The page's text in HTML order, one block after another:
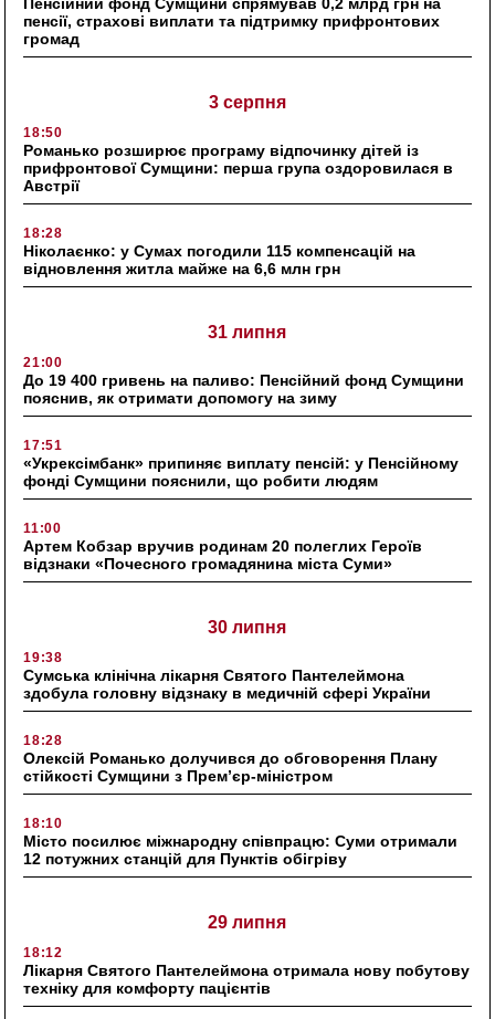
пенсії, страхові виплати та підтримку прифронтових
громад
3 серпня
18:50
Романько розширює програму відпочинку дітей із
прифронтової Сумщини: перша група оздоровилася в
Австрії
18:28
Ніколаєнко: у Сумах погодили 115 компенсацій на
відновлення житла майже на 6,6 млн грн
31 липня
21:00
До 19 400 гривень на паливо: Пенсійний фонд Сумщини
пояснив, як отримати допомогу на зиму
17:51
«Укрексімбанк» припиняє виплату пенсій: у Пенсійному
фонді Сумщини пояснили, що робити людям
11:00
Артем Кобзар вручив родинам 20 полеглих Героїв
відзнаки «Почесного громадянина міста Суми»
30 липня
19:38
Сумська клінічна лікарня Святого Пантелеймона
здобула головну відзнаку в медичній сфері України
18:28
Олексій Романько долучився до обговорення Плану
стійкості Сумщини з Прем’єр-міністром
18:10
Місто посилює міжнародну співпрацю: Суми отримали
12 потужних станцій для Пунктів обігріву
29 липня
18:12
Лікарня Святого Пантелеймона отримала нову побутову
техніку для комфорту пацієнтів